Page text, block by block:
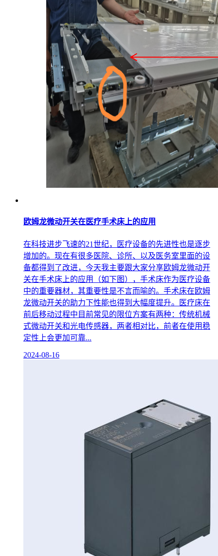
欧姆龙微动开关在医疗手术床上的应用
在科技进步飞速的21世纪，医疗设备的先进性也是逐步
增加的。现在有很多医院、诊所、以及医务室里面的设
备都得到了改进，今天我主要跟大家分享欧姆龙微动开
关在手术床上的应用（如下图），手术床作为医疗设备
中的重要器材，其重要性是不言而喻的。手术床在欧姆
龙微动开关的助力下性能也得到大幅度提升。医疗床在
前后移动过程中目前常见的限位方案有两种：传统机械
式微动开关和光电传感器，两者相对比，前者在使用稳
定性上会更加可靠...
2024-08-16